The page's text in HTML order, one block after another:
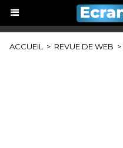
ACCUEIL > REVUE DE WEB >